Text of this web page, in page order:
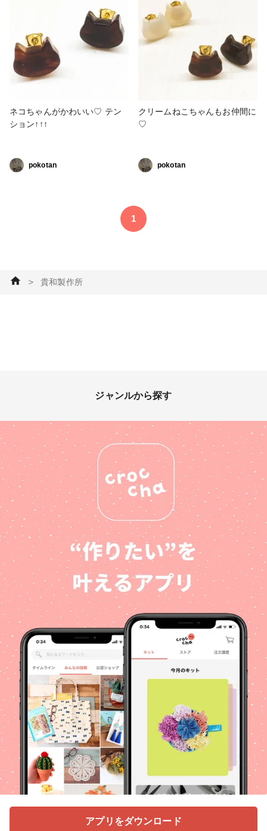
ネコちゃんがかわいい♡ テン
ション↑↑↑
pokotan
クリームねこちゃんもお仲間に
♡
pokotan
1
＞ 貴和製作所
ジャンルから探す
アプリをダウンロード